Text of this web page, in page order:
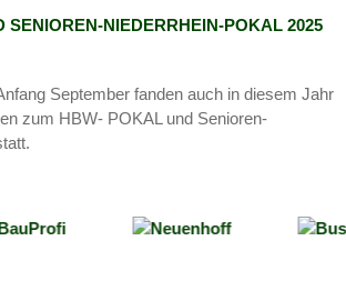
SENIOREN-NIEDERRHEIN-POKAL 2025
September fanden auch in diesem Jahr
zum HBW- POKAL und Senioren-